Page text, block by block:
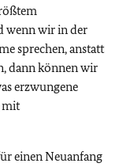
wenn wir in der
sprechen, anstatt
dann können wir
erzwungene
mit
einen Neuanfang